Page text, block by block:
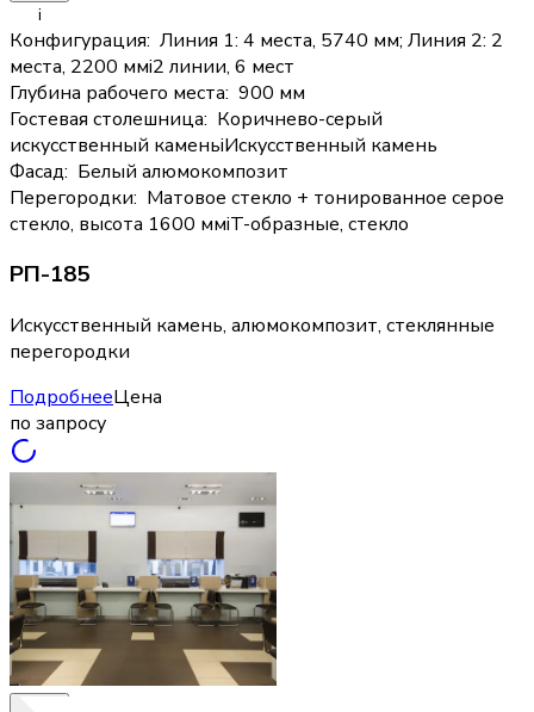
i
Конфигурация: Линия 1: 4 места, 5740 мм; Линия 2: 2
места, 2200 ммi2 линии, 6 мест
Глубина рабочего места: 900 мм
Гостевая столешница: Коричнево-серый
искусственный каменьiИскусственный камень
Фасад: Белый алюмокомпозит
Перегородки: Матовое стекло + тонированное серое
стекло, высота 1600 ммiT-образные, стекло
РП-185
Искусственный камень, алюмокомпозит, стеклянные
перегородки
ПодробнееЦена
по запросу